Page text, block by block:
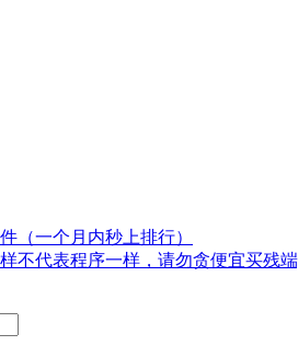
（一个月内秒上排行）
不代表程序一样，请勿贪便宜买残